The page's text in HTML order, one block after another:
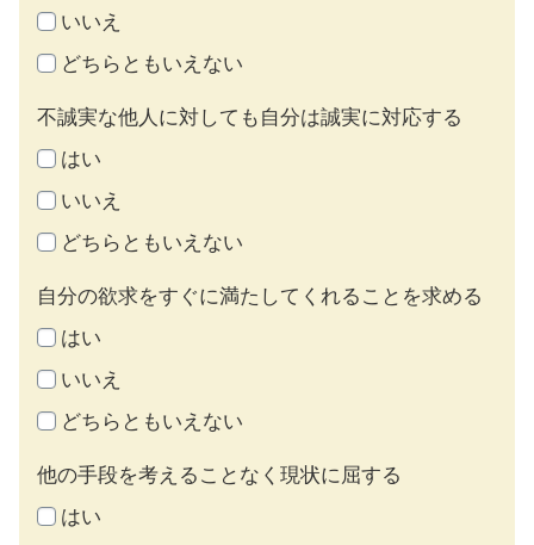
いいえ
どちらともいえない
不誠実な他人に対しても自分は誠実に対応する
はい
いいえ
どちらともいえない
自分の欲求をすぐに満たしてくれることを求める
はい
いいえ
どちらともいえない
他の手段を考えることなく現状に屈する
はい